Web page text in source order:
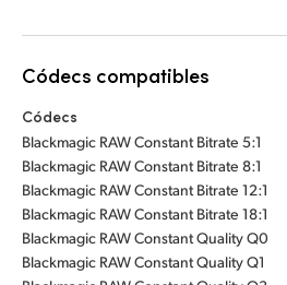
Códecs compatibles
Códecs
Blackmagic RAW Constant Bitrate 5:1
Blackmagic RAW Constant Bitrate 8:1
Blackmagic RAW Constant Bitrate 12:1
Blackmagic RAW Constant Bitrate 18:1
Blackmagic RAW Constant Quality Q0
Blackmagic RAW Constant Quality Q1